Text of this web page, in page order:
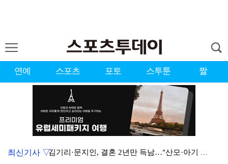
연예 스포츠 포토 스투툰 짤
김기리·문지인, 결혼 2년만 득남…"산모·아기 모두 건…
최신기사 ▽